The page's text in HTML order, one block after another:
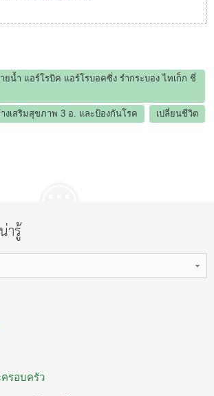
ยน้ำ แอร์โรบิค แอร์โรบอคซิ่ง รำกระบอง ไทเก็ก ชี่
งเสริมสุขภาพ 3 อ.​ และป้องกันโรค
เปลี่ยนชีวิต
ารู้
รอบครัว